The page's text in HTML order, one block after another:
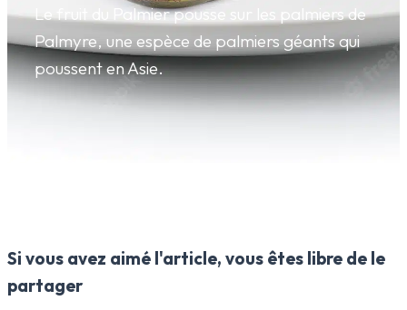
Le fruit du Palmier pousse sur les palmiers de
Palmyre, une espèce de palmiers géants qui
poussent en Asie.
Si vous avez aimé l'article, vous êtes libre de le
partager